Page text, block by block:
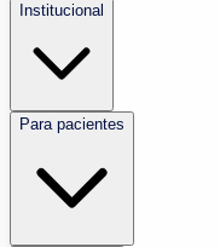
Institucional
Para pacientes